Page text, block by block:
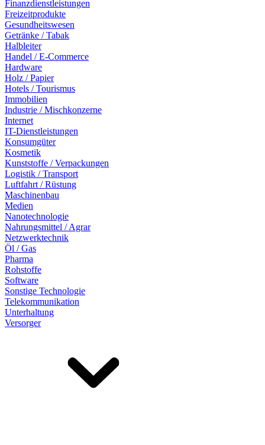
Finanzdienstleistungen
Freizeitprodukte
Gesundheitswesen
Getränke / Tabak
Halbleiter
Handel / E-Commerce
Hardware
Holz / Papier
Hotels / Tourismus
Immobilien
Industrie / Mischkonzerne
Internet
IT-Dienstleistungen
Konsumgüter
Kosmetik
Kunststoffe / Verpackungen
Logistik / Transport
Luftfahrt / Rüstung
Maschinenbau
Medien
Nanotechnologie
Nahrungsmittel / Agrar
Netzwerktechnik
Öl / Gas
Pharma
Rohstoffe
Software
Sonstige Technologie
Telekommunikation
Unterhaltung
Versorger